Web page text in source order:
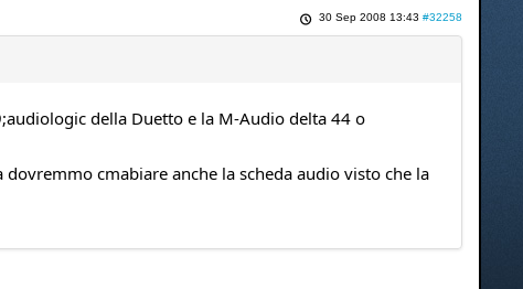
30 Sep 2008 13:43 #32258
della Duetto e la M-Audio delta 44 o
cmabiare anche la scheda audio visto che la